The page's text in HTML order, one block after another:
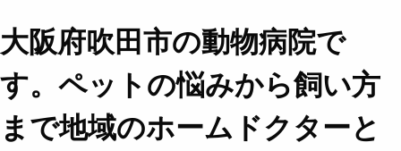
大阪府吹田市の動物病院で
す。ペットの悩みから飼い方
まで地域のホームドクターと